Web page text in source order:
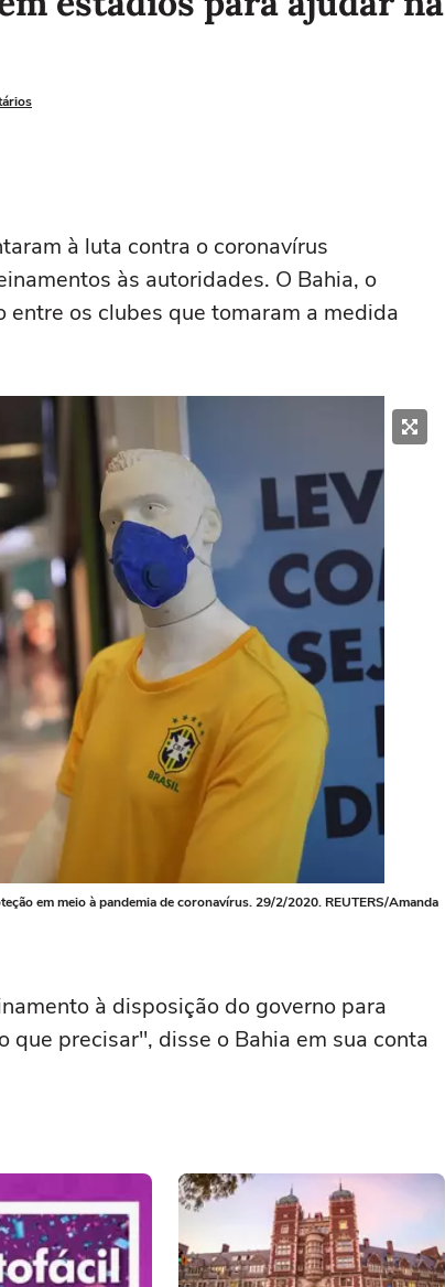
à luta contra o coronavírus
às autoridades. O Bahia, o
os clubes que tomaram a medida
em meio à pandemia de coronavírus. 29/2/2020. REUTERS/Amanda
à disposição do governo para
precisar", disse o Bahia em sua conta